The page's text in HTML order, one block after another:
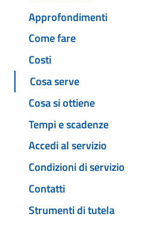
Approfondimenti
Come fare
Costi
Cosa serve
Cosa si ottiene
Tempi e scadenze
Accedi al servizio
Condizioni di servizio
Contatti
Strumenti di tutela